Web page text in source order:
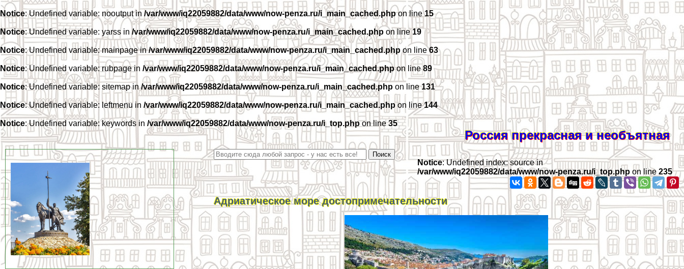
Notice: Undefined variable: nooutput in /var/www/iq22059882/data/www/now-penza.ru/i_main_cached.phpon line15
Notice: Undefined variable: yarss in /var/www/iq22059882/data/www/now-penza.ru/i_main_cached.php on line19
Notice: Undefined variable: mainpage in/var/www/iq22059882/data/www/now-penza.ru/i_main_cached.phpon line63
Notice: Undefined variable: rubpage in /var/www/iq22059882/data/www/now-penza.ru/i_main_cached.phpon line89
Notice: Undefined variable: sitemap in/var/www/iq22059882/data/www/now-penza.ru/i_main_cached.php on line131
Notice: Undefined variable: leftmenu in /var/www/iq22059882/data/www/now-penza.ru/i_main_cached.phpon line144
Notice: Undefined variable: keywords in /var/www/iq22059882/data/www/now-penza.ru/i_top.phpon line35
Россия прекрасная и необъятная
Notice: Undefined index: source in
/var/www/iq22059882/data/www/now-penza.ru/i_top.php on line235
Адриатическое море достопримечательности